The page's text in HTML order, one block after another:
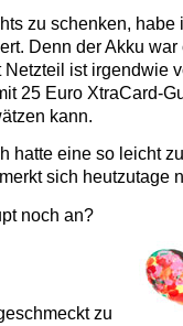
zu schenken, habe
Denn der Akku
Netzteil ist irgendwie
25 Euro XtraCard-
kann.
hatte eine so leicht
sich heutzutage
noch an?
zu